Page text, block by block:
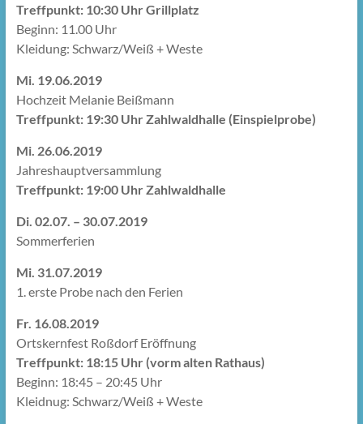
Treffpunkt: 10:30 Uhr Grillplatz
Beginn: 11.00 Uhr
Kleidung: Schwarz/Weiß + Weste
Mi. 19.06.2019
Hochzeit Melanie Beißmann
Treffpunkt: 19:30 Uhr Zahlwaldhalle (Einspielprobe)
Mi. 26.06.2019
Jahreshauptversammlung
Treffpunkt: 19:00 Uhr Zahlwaldhalle
Di. 02.07. – 30.07.2019
Sommerferien
Mi. 31.07.2019
1. erste Probe nach den Ferien
Fr. 16.08.2019
Ortskernfest Roßdorf Eröffnung
Treffpunkt: 18:15 Uhr (vorm alten Rathaus)
Beginn: 18:45 – 20:45 Uhr
Kleidnug: Schwarz/Weiß + Weste